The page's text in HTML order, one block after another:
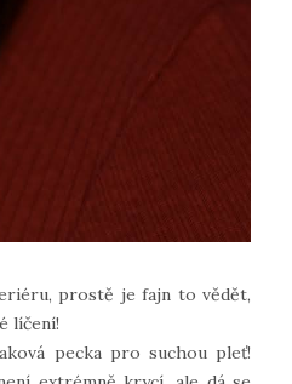
prostě je fajn to vědět,
líčení!
pecka pro suchou pleť!